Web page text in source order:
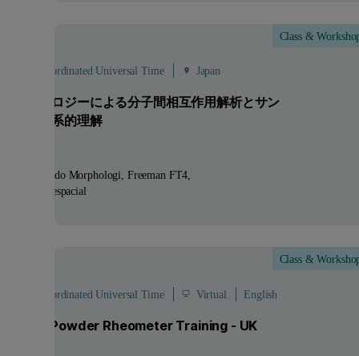
Class &
- 08:00 Coordinated Universal Time Japan
テクノロジーによる分子間相互作用解析とサン
質の体系的理解
Gama do Morphologi, Freeman FT4
Aeroespacial
Class &
- 16:00 Coordinated Universal Time Virtual English
FT4 Powder Rheometer Training - UK